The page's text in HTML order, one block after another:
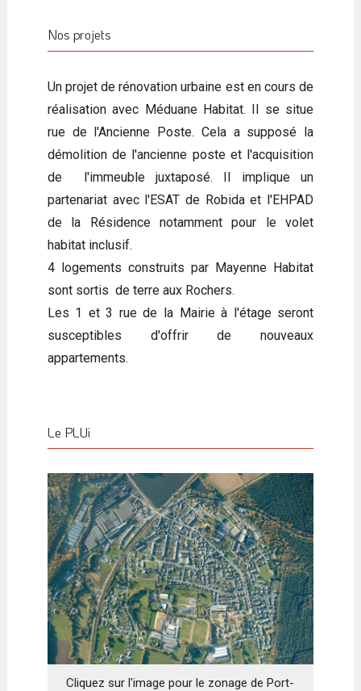
Nos projets
Un projet de rénovation urbaine est en cours de
réalisation avec Méduane Habitat. Il se situe
rue de l'Ancienne Poste. Cela a supposé la
démolition de l'ancienne poste et l'acquisition
de l'immeuble juxtaposé. Il implique un
partenariat avec l'ESAT de Robida et l'EHPAD
de la Résidence notamment pour le volet
habitat inclusif.
4 logements construits par Mayenne Habitat
sont sortis de terre aux Rochers.
Les 1 et 3 rue de la Mairie à l'étage seront
susceptibles d'offrir de nouveaux
appartements.
Le PLUi
Cliquez sur l'image pour le zonage de Port-